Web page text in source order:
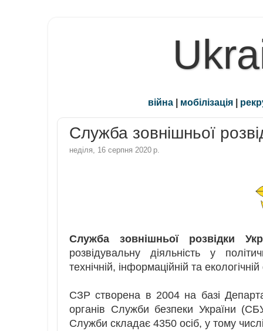
війна | мобілізація |
Служба зовнішньої
неділя, 16 серпня 2020 р.
Служба зовнішньої розвідки
розвідувальну діяльність у
технічній, інформаційній та
СЗР створена в 2004 на базі
органів Служби безпеки України
Служби складає 4350 осіб, у тому